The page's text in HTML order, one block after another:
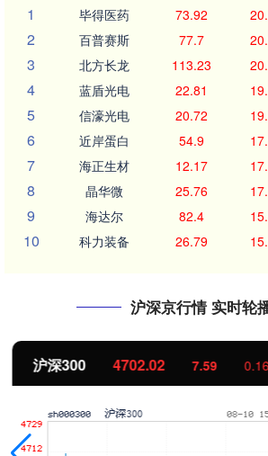
1
毕得医药 73.92
2 百普赛斯 77.7
3 北方长龙 113.23
4 蓝盾光电 22.81
5 信濠光电 20.72
6 近岸蛋白 54.9
7 海正生材 12.17
8 晶华微 25.76
9 海达尔 82.4
10 科力装备 26.79
沪深京行情 实时轮
北证50 1122.88 -11.37